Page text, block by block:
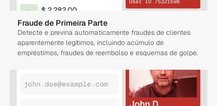
Fraude de Primeira Parte
Detecte e previna automaticamente fraudes de clientes
aparentemente legítimos, incluindo acúmulo de
empréstimos, fraudes de reembolso e esquemas de golpe.